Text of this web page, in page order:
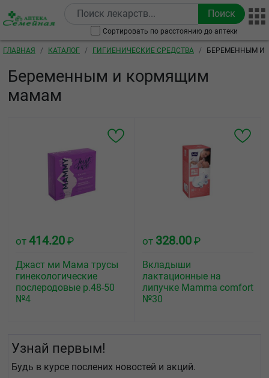
Сортировать по расстоянию до аптеки
Строка навигации
ГЛАВНАЯ КАТАЛОГ ГИГИЕНИЧЕСКИЕ СРЕДСТВА БЕРЕМЕННЫМ
Беременным и кормящим
мамам
от 414.20 ₽
Джаст ми Мама трусы
гинекологические
послеродовые р.48-50
№4
от 328.00 ₽
Вкладыши
лактационные на
липучке Mamma comfort
№30
Узнай первым!
Будь в курсе послених новостей и акций.